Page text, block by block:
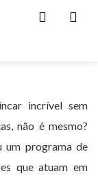
incrível sem
não é mesmo?
um programa de
que atuam em